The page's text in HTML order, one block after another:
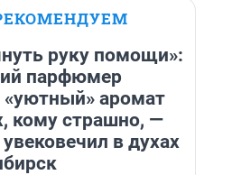
руку помощи»:
парфюмер
«уютный» аромат
кому страшно, —
в духах